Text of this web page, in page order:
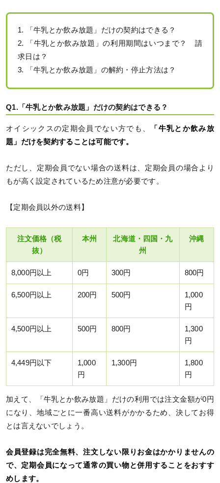
1. 「牛乳とか飲み放題」だけの契約はできる？
2. 「牛乳とか飲み放題」の利用期間はいつまで？ 請
求日は？
3. 「牛乳とか飲み放題」の解約・停止方法は？
Q1.「牛乳とか飲み放題」だけの契約はできる？
オイシックスの定期会員でない方でも、
「牛乳とか飲み放
題」だけを契約することは可能です。
ただし、定期会員でない場合の送料は、定期会員の場合より
もが高く設定されているため注意が必要です。
【定期会員以外の送料】
注文価格（税
抜）
本州
北海道・四国・九
州
沖縄
8,000円以上 0円 300円 800円
6,500円以上 200円 500円
1,000
円
4,500円以上 500円 800円
1,300
円
4,449円以下
1,000
円
1,300円
1,800
円
加えて、「牛乳とか飲み放題」だけの利用では注文金額が0円
になり、地域ごとに一番高い送料がかかるため、決してお得
とは言えないでしょう。
会員登録は完全無料、注文しない限りお金はかかりませんの
で、定期会員になって通常の買い物と併用することをおすす
めします。